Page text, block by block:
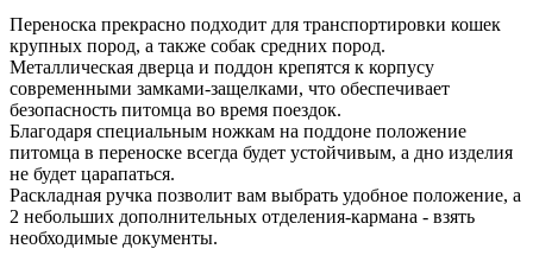
Переноска прекрасно подходит для транспортировки кошек
крупных пород, а также собак средних пород.
Металлическая дверца и поддон крепятся к корпусу
современными замками-защелками, что обеспечивает
безопасность питомца во время поездок.
Благодаря специальным ножкам на поддоне положение
питомца в переноске всегда будет устойчивым, а дно изделия
не будет царапаться.
Раскладная ручка позволит вам выбрать удобное положение, а
2 небольших дополнительных отделения-кармана - взять
необходимые документы.